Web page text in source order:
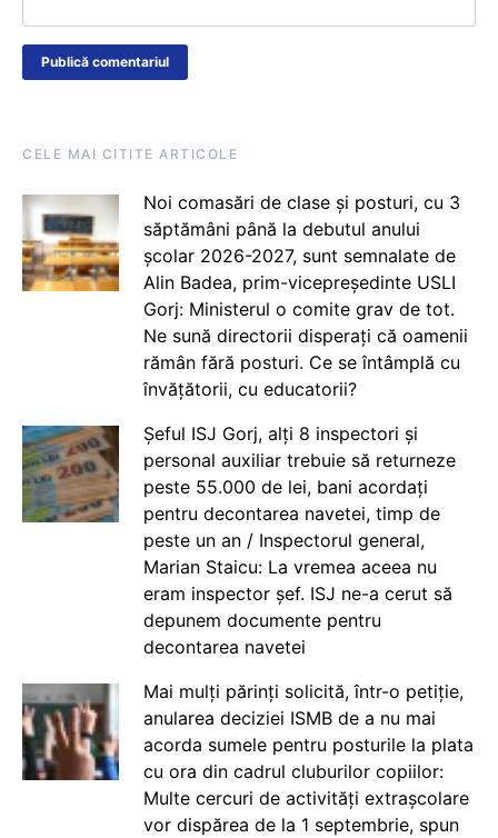
CELE MAI CITITE ARTICOLE
Noi comasări de clase și posturi, cu 3
săptămâni până la debutul anului
școlar 2026-2027, sunt semnalate de
Alin Badea, prim-vicepreședinte USLI
Gorj: Ministerul o comite grav de tot.
Ne sună directorii disperați că oamenii
rămân fără posturi. Ce se întâmplă cu
învățătorii, cu educatorii?
Șeful ISJ Gorj, alți 8 inspectori și
personal auxiliar trebuie să returneze
peste 55.000 de lei, bani acordați
pentru decontarea navetei, timp de
peste un an / Inspectorul general,
Marian Staicu: La vremea aceea nu
eram inspector șef. ISJ ne-a cerut să
depunem documente pentru
decontarea navetei
Mai mulți părinți solicită, într-o petiție,
anularea deciziei ISMB de a nu mai
acorda sumele pentru posturile la plata
cu ora din cadrul cluburilor copiilor:
Multe cercuri de activități extrașcolare
vor dispărea de la 1 septembrie, spun